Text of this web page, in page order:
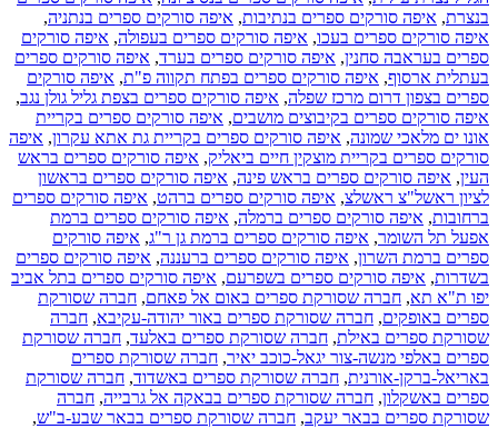
בנצרת, איפה סורקים ספרים בנתיבות, איפה סורקים ספרים בנתניה,
איפה סורקים ספרים בעכו, איפה סורקים ספרים בעפולה, איפה סורקים
ספרים בעראבה סחנין, איפה סורקים ספרים בערד, איפה סורקים ספרים
בעתלית ארסוף, איפה סורקים ספרים בפתח תקווה פ"ת, איפה סורקים
ספרים בצפון דרום מרכז שפלה, איפה סורקים ספרים בצפת גליל גולן נגב,
איפה סורקים ספרים בקיבוצים מושבים, איפה סורקים ספרים בקריית
אונו ים מלאכי שמונה, איפה סורקים ספרים בקריית גת אתא עקרון, איפה
סורקים ספרים בקריית מוצקין חיים ביאליק, איפה סורקים ספרים בראש
העין, איפה סורקים ספרים בראש פינה, איפה סורקים ספרים בראשון
לציון ראשל"צ ראשלצ, איפה סורקים ספרים ברהט, איפה סורקים ספרים
ברחובות, איפה סורקים ספרים ברמלה, איפה סורקים ספרים ברמת
אפעל תל השומר, איפה סורקים ספרים ברמת גן ר"ג, איפה סורקים
ספרים ברמת השרון, איפה סורקים ספרים ברעננה, איפה סורקים ספרים
בשדרות, איפה סורקים ספרים בשפרעם, איפה סורקים ספרים בתל אביב
יפו ת"א תא, חברה שסורקת ספרים באום אל פאחם, חברה שסורקת
ספרים באופקים, חברה שסורקת ספרים באור יהודה-עקיבא, חברה
שסורקת ספרים באילת, חברה שסורקת ספרים באלעד, חברה שסורקת
ספרים באלפי מנשה-צור יגאל-כוכב יאיר, חברה שסורקת ספרים
באריאל-ברקן-אורנית, חברה שסורקת ספרים באשדוד, חברה שסורקת
ספרים באשקלון, חברה שסורקת ספרים בבאקה אל גרבייה, חברה
שסורקת ספרים בבאר יעקב, חברה שסורקת ספרים בבאר שבע-ב"ש,